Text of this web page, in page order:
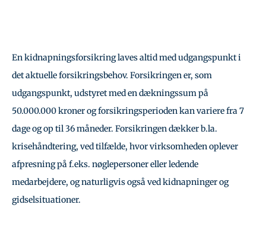
En kidnapningsforsikring laves altid med udgangspunkt i
det aktuelle forsikringsbehov. Forsikringen er, som
udgangspunkt, udstyret med en dækningssum på
50.000.000 kroner og forsikringsperioden kan variere fra 7
dage og op til 36 måneder. Forsikringen dækker b.la.
krisehåndtering, ved tilfælde, hvor virksomheden oplever
afpresning på f.eks. nøglepersoner eller ledende
medarbejdere, og naturligvis også ved kidnapninger og
gidselsituationer.